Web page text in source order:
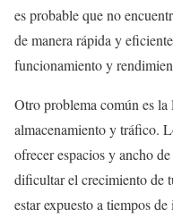
es probable que no
de manera rápida y
funcionamiento y
Otro problema común es
almacenamiento y tráfico.
ofrecer espacios y ancho
dificultar el crecimiento de
estar expuesto a tiempos